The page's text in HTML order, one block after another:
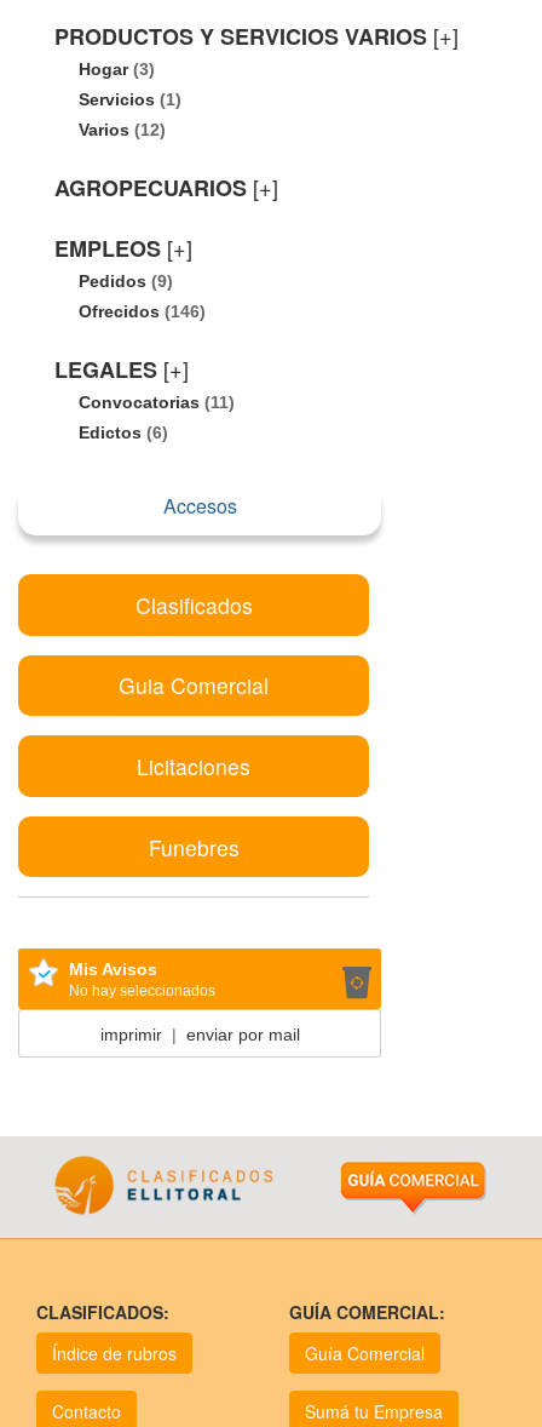
PRODUCTOS Y SERVICIOS VARIOS [+]
Hogar(3)
Servicios (1)
Varios (12)
AGROPECUARIOS [+]
EMPLEOS [+]
Pedidos (9)
Ofrecidos (146)
LEGALES [+]
Convocatorias (11)
Edictos (6)
Accesos
Clasificados
Guia Comercial
Licitaciones
Funebres
Mis Avisos
No hay seleccionados
imprimir| enviar por mail
CLASIFICADOS:
Índice de rubros
Contacto
GUÍA COMERCIAL:
Guía Comercial
Sumá tu Empresa